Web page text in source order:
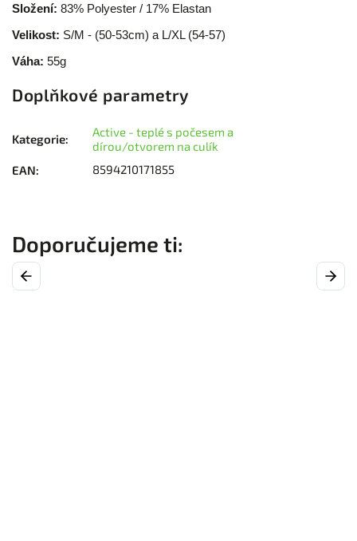
Složení: 83% Polyester / 17% Elastan
Velikost: S/M - (50-53cm) a L/XL (54-57)
Váha: 55g
Doplňkové parametry
Kategorie:
Active - teplé s počesem a
dírou/otvorem na culík
EAN: 8594210171855
Previous Next